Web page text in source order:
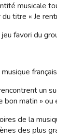
musicale
titre « Je
favori du
un
matin »
de la
des plus